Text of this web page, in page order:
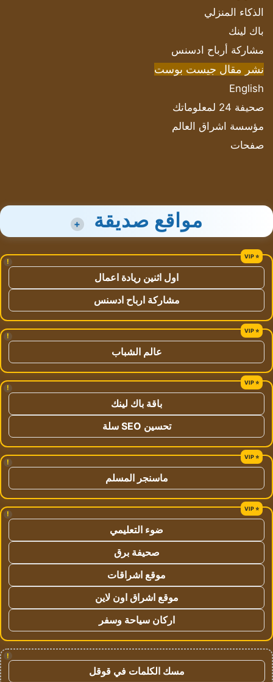
الذكاء المنزلي
باك لينك
مشاركة أرباح ادسنس
نشر مقال جيست بوست
English
صحيفة 24 لمعلوماتك
مؤسسة اشراق العالم
صفحات
مواقع صديقة +
!
اول اثنين ريادة اعمال
مشاركة ارباح ادسنس
!
عالم الشباب
!
باقة باك لينك
تحسين SEO سلة
!
ماسنجر المسلم
!
ضوء التعليمي
صحيفة برق
موقع اشراقات
موقع اشراق اون لاين
اركان سياحة وسفر
!
مسك الكلمات في قوقل